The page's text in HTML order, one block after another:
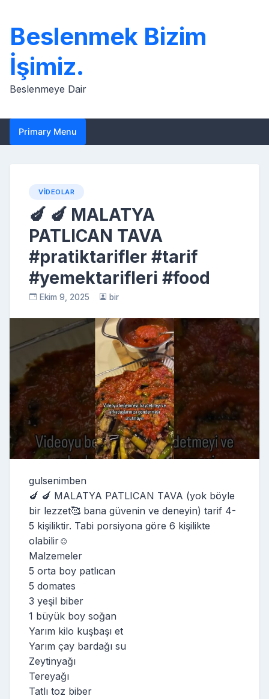
content
Beslenmek Bizim
İşimiz.
Beslenmeye Dair
Primary Menu
VIDEOLAR
🍆 🍆 MALATYA
PATLICAN TAVA
#pratiktarifler #tarif
#yemektarifleri #food
Ekim 9, 2025 bir
gulsenimben
🍆 🍆 MALATYA PATLICAN TAVA (yok böyle
bir lezzet🥰 bana güvenin ve deneyin) tarif 4-
5 kişiliktir. Tabi porsiyona göre 6 kişilikte
olabilir☺️
Malzemeler
5 orta boy patlıcan
5 domates
3 yeşil biber
1 büyük boy soğan
Yarım kilo kuşbaşı et
Yarım çay bardağı su
Zeytinyağı
Tereyağı
Tatlı toz biber